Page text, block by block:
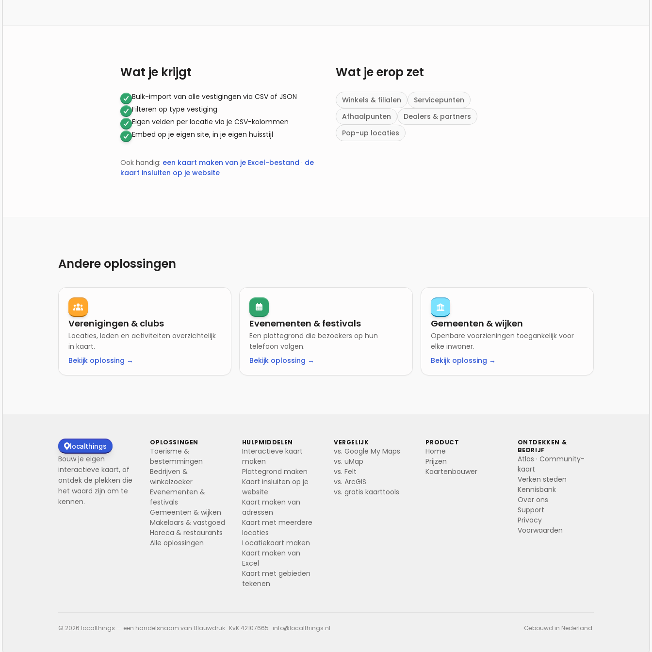
Wat je krijgt
Bulk-import van alle vestigingen via CSV of JSON
Filteren op type vestiging
Eigen velden per locatie via je CSV-kolommen
Embed op je eigen site, in je eigen huisstijl
Ook handig: een kaart maken van je Excel-bestand · de
kaart insluiten op je website
Wat je erop zet
Winkels & filialen
Servicepunten
Afhaalpunten
Dealers & partners
Pop-up locaties
Andere oplossingen
Verenigingen & clubs
Locaties, leden en activiteiten overzichtelijk
in kaart.
Bekijk oplossing →
Evenementen & festivals
Een plattegrond die bezoekers op hun
telefoon volgen.
Bekijk oplossing →
Gemeenten & wijken
Openbare voorzieningen toegankelijk voor
elke inwoner.
Bekijk oplossing →
localthings
Bouw je eigen
interactieve kaart, of
ontdek de plekken die
het waard zijn om te
kennen.
OPLOSSINGEN
Toerisme &
bestemmingen
Bedrijven &
winkelzoeker
Evenementen &
festivals
Gemeenten & wijken
Makelaars & vastgoed
Horeca & restaurants
Alle oplossingen
HULPMIDDELEN
Interactieve kaart
maken
Plattegrond maken
Kaart insluiten op je
website
Kaart maken van
adressen
Kaart met meerdere
locaties
Locatiekaart maken
Kaart maken van
Excel
Kaart met gebieden
tekenen
VERGELIJK
vs. Google My Maps
vs. uMap
vs. Felt
vs. ArcGIS
vs. gratis kaarttools
PRODUCT
Home
Prijzen
Kaartenbouwer
ONTDEKKEN &
BEDRIJF
Atlas · Community-
kaart
Verken steden
Kennisbank
Over ons
Support
Privacy
Voorwaarden
© 2026 localthings — een handelsnaam van Blauwdruk · KvK 42107665 · info@localthings.nl Gebouwd in Nederland.